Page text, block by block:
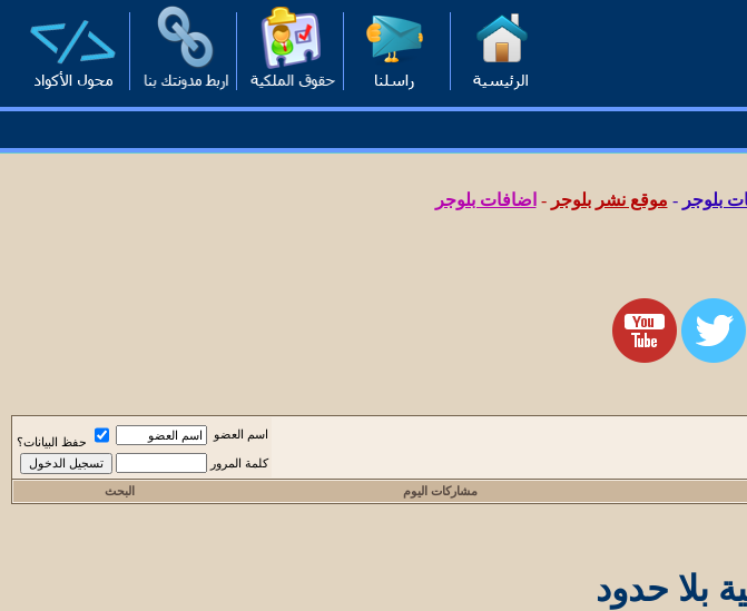
بلوجر - موقع نشر بلوجر - اضافات بلوجر
اسم العضو
حفظ البيانات؟
كلمة المرور
مشاركات اليوم البحث
بلا حدود